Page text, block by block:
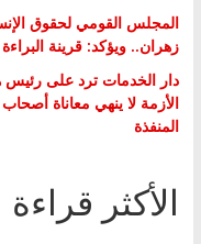
المجلس القومي لحقوق
زهران.. ويؤكد: قرينة
دار الخدمات ترد على رئيس
الأزمة لا ينهي معاناة
المنفذة
الأكثر قراءة